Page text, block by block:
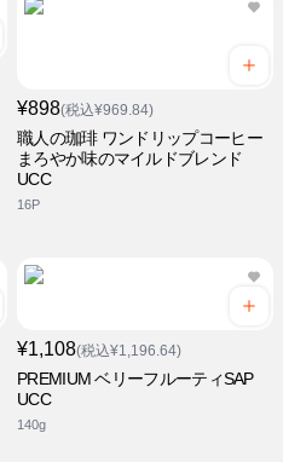
¥898(税込¥969.84)
職人の珈琲 ワンドリップコーヒー
まろやか味のマイルドブレンド
UCC
16P
¥1,108(税込¥1,196.64)
PREMIUM ベリーフルーティSAP
UCC
140g